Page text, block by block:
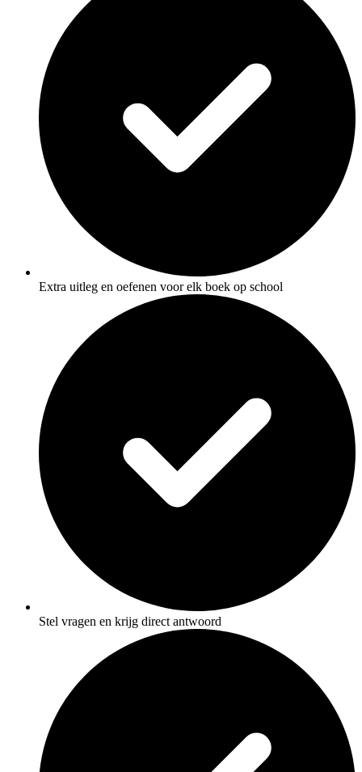
Extra uitleg en oefenen voor elk boek op school
Stel vragen en krijg direct antwoord